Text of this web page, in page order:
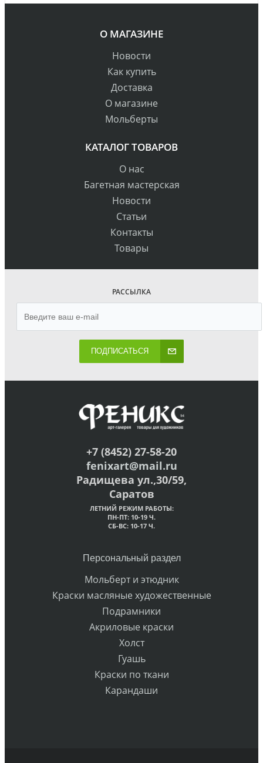
О МАГАЗИНЕ
Новости
Как купить
Доставка
О магазине
Мольберты
КАТАЛОГ ТОВАРОВ
О нас
Багетная мастерская
Новости
Статьи
Контакты
Товары
РАССЫЛКА
ПОДПИСАТЬСЯ
+7 (8452) 27-58-20
fenixart@mail.ru
Радищева ул.,30/59,
Саратов
ЛЕТНИЙ РЕЖИМ РАБОТЫ:
ПН-ПТ: 10-19 Ч.
СБ-ВС: 10-17 Ч.
Персональный раздел
Мольберт и этюдник
Краски масляные художественные
Подрамники
Акриловые краски
Холст
Гуашь
Краски по ткани
Карандаши